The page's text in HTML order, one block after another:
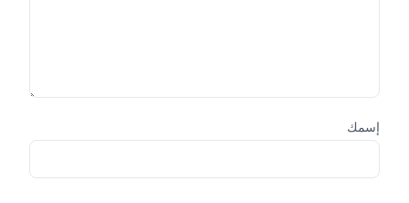
إسمك